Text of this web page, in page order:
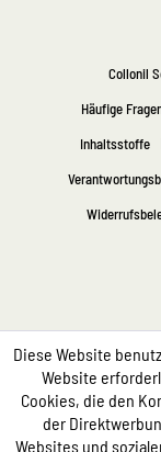
Collonil
Häufige
Inhaltsstoffe
Diese Website
Website
Cookies, die den
der
Websites und